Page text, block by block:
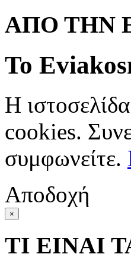
ΑΠΟ ΤΗΝ
Το
Η
cookies.
συμφωνείτε.
Αποδοχή
×
ΤΙ ΕΙΝΑΙ